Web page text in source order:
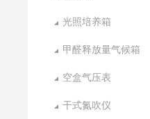
光照培养箱
甲醛释放量气候箱
空盒气压表
干式氮吹仪